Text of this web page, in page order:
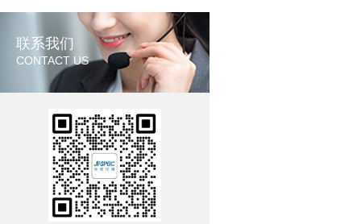
联系我们
CONTACT US